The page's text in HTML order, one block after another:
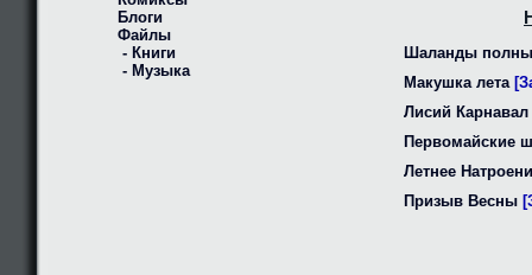
Блоги
Файлы
- Книги
- Музыка
Шаланды
Макушка лета
Лисий Карнавал
Первомайские
Летнее
Призыв Весны